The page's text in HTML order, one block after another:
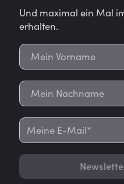
Und maximal ein Mal
erhalten.